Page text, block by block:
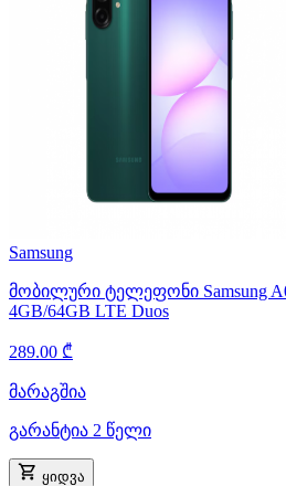
Samsung
მობილური ტელეფონი Samsung
4GB/64GB LTE Duos
289.00 ₾
მარაგშია
გარანტია 2 წელი
ყიდვა